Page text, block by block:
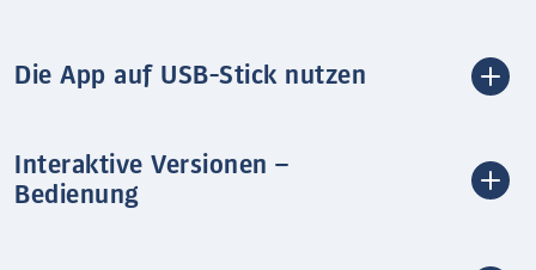
Die App auf USB-Stick nutzen
Interaktive Versionen –
Bedienung